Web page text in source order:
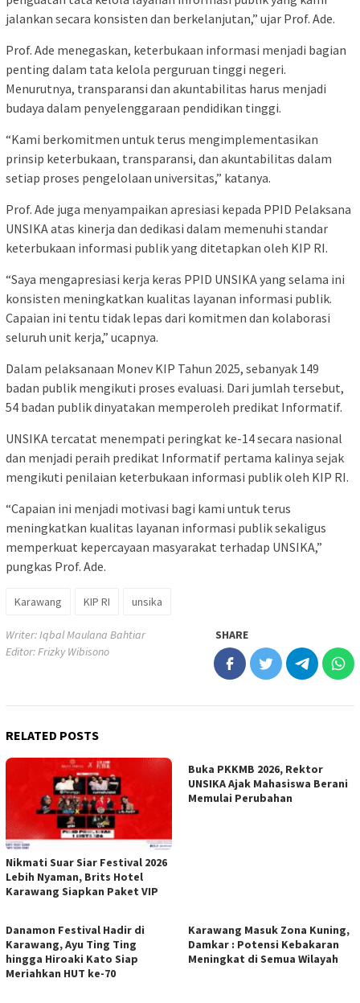
jalankan secara konsisten dan berkelanjutan,” ujar Prof. Ade.
Prof. Ade menegaskan, keterbukaan informasi menjadi bagian
penting dalam tata kelola perguruan tinggi negeri.
Menurutnya, transparansi dan akuntabilitas harus menjadi
budaya dalam penyelenggaraan pendidikan tinggi.
“Kami berkomitmen untuk terus mengimplementasikan
prinsip keterbukaan, transparansi, dan akuntabilitas dalam
setiap proses pengelolaan universitas,” katanya.
Prof. Ade juga menyampaikan apresiasi kepada PPID Pelaksana
UNSIKA atas kinerja dan dedikasi dalam memenuhi standar
keterbukaan informasi publik yang ditetapkan oleh KIP RI.
“Saya mengapresiasi kerja keras PPID UNSIKA yang selama ini
konsisten meningkatkan kualitas layanan informasi publik.
Capaian ini tentu tidak lepas dari komitmen dan kolaborasi
seluruh unit kerja,” ucapnya.
Dalam pelaksanaan Monev KIP Tahun 2025, sebanyak 149
badan publik mengikuti proses evaluasi. Dari jumlah tersebut,
54 badan publik dinyatakan memperoleh predikat Informatif.
UNSIKA tercatat menempati peringkat ke-14 secara nasional
dan menjadi peraih predikat Informatif pertama kalinya sejak
mengikuti penilaian keterbukaan informasi publik oleh KIP RI.
“Capaian ini menjadi motivasi bagi kami untuk terus
meningkatkan kualitas layanan informasi publik sekaligus
memperkuat kepercayaan masyarakat terhadap UNSIKA,”
pungkas Prof. Ade.
Karawang KIP RI unsika
Writer: Iqbal Maulana Bahtiar
Editor: Frizky Wibisono
SHARE
RELATED POSTS
Nikmati Suar Siar Festival 2026
Lebih Nyaman, Brits Hotel
Karawang Siapkan Paket VIP
Buka PKKMB 2026, Rektor
UNSIKA Ajak Mahasiswa Berani
Memulai Perubahan
Danamon Festival Hadir di
Karawang, Ayu Ting Ting
hingga Hiroaki Kato Siap
Meriahkan HUT ke-70
Karawang Masuk Zona Kuning,
Damkar : Potensi Kebakaran
Meningkat di Semua Wilayah